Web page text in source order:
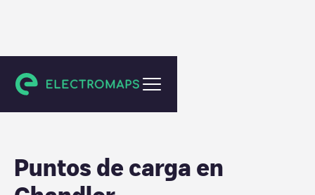
Maricopa County
Puntos de carga en